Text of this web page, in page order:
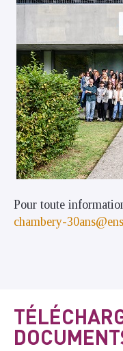
Pour toute
chambery-